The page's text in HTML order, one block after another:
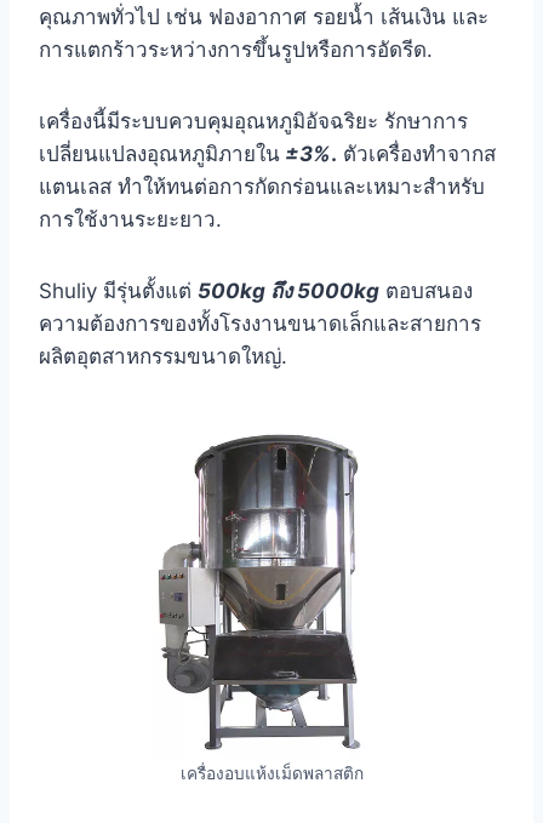
คุณภาพทั่วไป เช่น ฟองอากาศ รอยน้ำ เส้นเงิน และ
การแตกร้าวระหว่างการขึ้นรูปหรือการอัดรีด.
เครื่องนี้มีระบบควบคุมอุณหภูมิอัจฉริยะ รักษาการ
เปลี่ยนแปลงอุณหภูมิภายใน ±3%. ตัวเครื่องทำจากส
แตนเลส ทำให้ทนต่อการกัดกร่อนและเหมาะสำหรับ
การใช้งานระยะยาว.
Shuliy มีรุ่นตั้งแต่ 500kg ถึง 5000kg ตอบสนอง
ความต้องการของทั้งโรงงานขนาดเล็กและสายการ
ผลิตอุตสาหกรรมขนาดใหญ่.
เครื่องอบแห้งเม็ดพลาสติก